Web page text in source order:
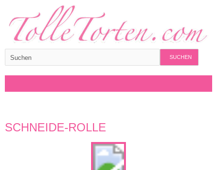
SUCHEN
SCHNEIDE-ROLLE